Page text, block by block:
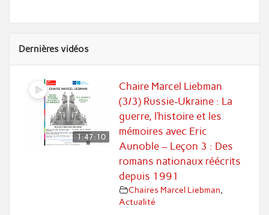
Dernières vidéos
1:47:10
Chaire Marcel Liebman
(3/3) Russie-Ukraine : La
guerre, l’histoire et les
mémoires avec Eric
Aunoble – Leçon 3 : Des
romans nationaux réécrits
depuis 1991
Chaires Marcel Liebman
Actualité